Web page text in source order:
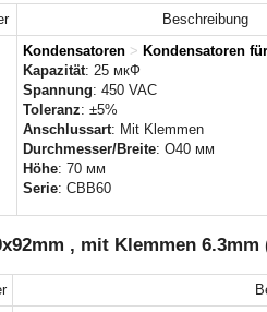
Beschreibung
Kondensatoren > Kondensatoren
Kapazität: 25 мкФ
Spannung: 450 VAC
Toleranz: ±5%
Anschlussart: Mit Klemmen
Durchmesser/Breite: O40 мм
Höhe: 70 мм
Serie: CBB60
, mit Klemmen